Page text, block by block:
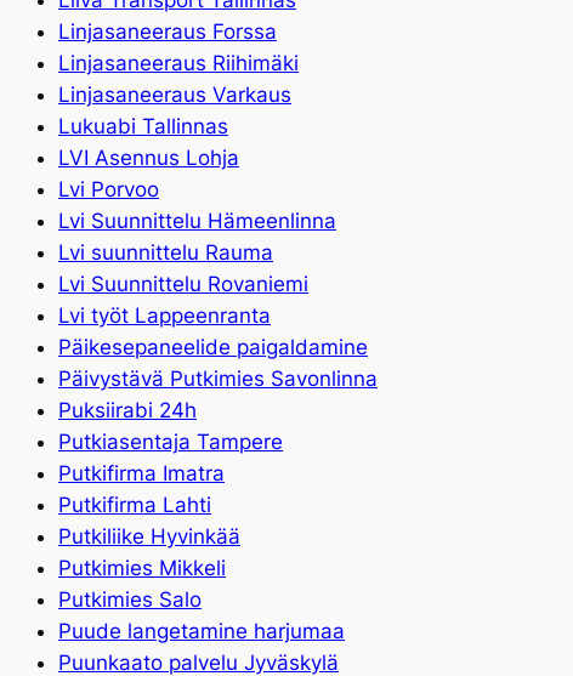
Linjasaneeraus Forssa
Linjasaneeraus Riihimäki
Linjasaneeraus Varkaus
Lukuabi Tallinnas
LVI Asennus Lohja
Lvi Porvoo
Lvi Suunnittelu Hämeenlinna
Lvi suunnittelu Rauma
Lvi Suunnittelu Rovaniemi
Lvi työt Lappeenranta
Päikesepaneelide paigaldamine
Päivystävä Putkimies Savonlinna
Puksiirabi 24h
Putkiasentaja Tampere
Putkifirma Imatra
Putkifirma Lahti
Putkiliike Hyvinkää
Putkimies Mikkeli
Putkimies Salo
Puude langetamine harjumaa
Puunkaato palvelu Jyväskylä